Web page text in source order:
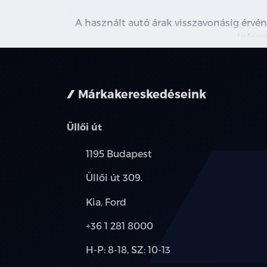
A használt autó árak visszavonásig
Márkakereskedéseink
Üllői út
Település:
1195 Budapest
Cím:
Üllői út 309.
Márkák:
Kia, Ford
Telefon:
+36 1 281 8000
Új-
H-P: 8-18, SZ: 10-13